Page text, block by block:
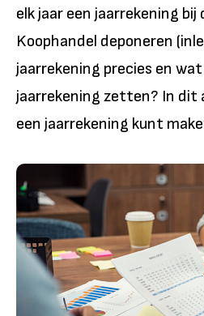
elk jaar een jaarrekening bij
Koophandel deponeren
jaarrekening precies en
jaarrekening zetten? In dit
een jaarrekening kunt